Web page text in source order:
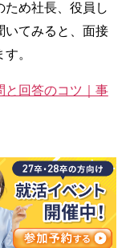
ため社長、役員し
いてみると、面接
。
と回答のコツ｜事